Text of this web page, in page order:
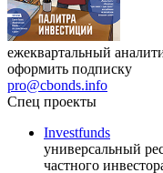
оформить подписку
pro@cbonds.info
Спец проекты